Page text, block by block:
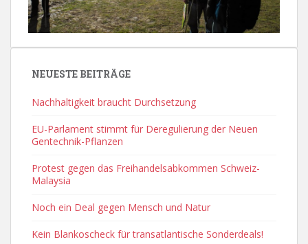
NEUESTE BEITRÄGE
Nachhaltigkeit braucht Durchsetzung
EU-Parlament stimmt für Deregulierung der Neuen
Gentechnik-Pflanzen
Protest gegen das Freihandelsabkommen Schweiz-
Malaysia
Noch ein Deal gegen Mensch und Natur
Kein Blankoscheck für transatlantische Sonderdeals!